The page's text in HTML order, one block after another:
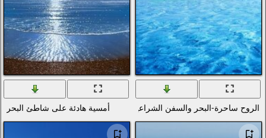
أمسية هادئة على شاطئ البحروالمحيط